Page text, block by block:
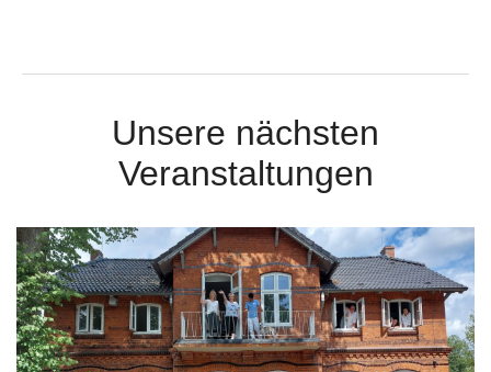
Unsere nächsten
Veranstaltungen